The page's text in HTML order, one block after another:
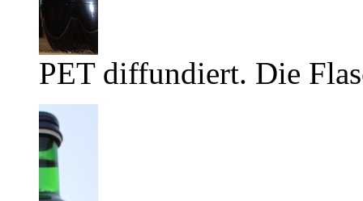
PET diffundiert. Die